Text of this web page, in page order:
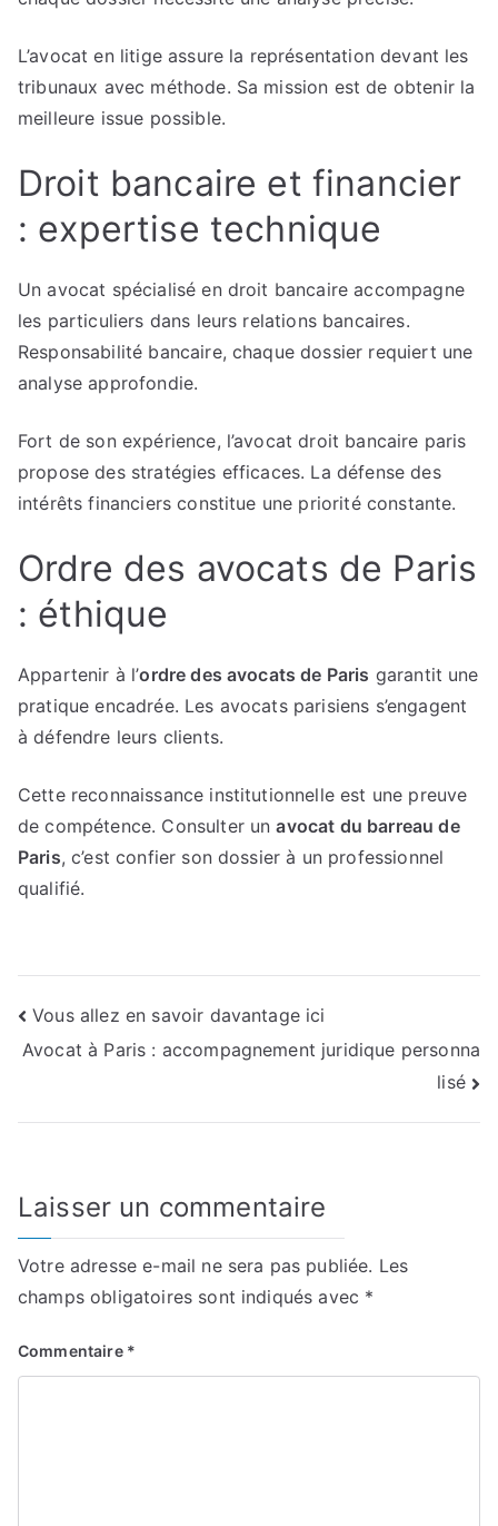
L’avocat en litige assure la représentation devant les
tribunaux avec méthode. Sa mission est de obtenir la
meilleure issue possible.
Droit bancaire et financier
: expertise technique
Un avocat spécialisé en droit bancaire accompagne
les particuliers dans leurs relations bancaires.
Responsabilité bancaire, chaque dossier requiert une
analyse approfondie.
Fort de son expérience, l’avocat droit bancaire paris
propose des stratégies efficaces. La défense des
intérêts financiers constitue une priorité constante.
Ordre des avocats de Paris
: éthique
Appartenir à l’ordre des avocats de Paris garantit une
pratique encadrée. Les avocats parisiens s’engagent
à défendre leurs clients.
Cette reconnaissance institutionnelle est une preuve
de compétence. Consulter unavocat du barreau de
Paris, c’est confier son dossier à un professionnel
qualifié.
Navigation
de
l’article
Vous allez en savoir davantage ici
Avocat à Paris : accompagnement juridique personna
lisé
Laisser un commentaire
Votre adresse e-mail ne sera pas publiée. Les
champs obligatoires sont indiqués avec *
Commentaire *